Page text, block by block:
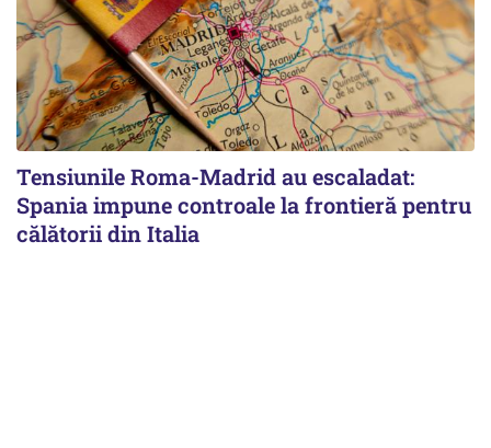
Tensiunile Roma-Madrid au escaladat:
Spania impune controale la frontieră pentru
călătorii din Italia